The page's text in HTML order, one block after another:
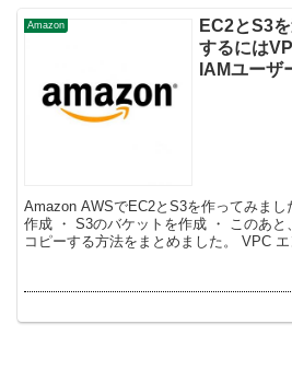
Amazon
EC2とS3
するには
IAMユーザ
Amazon AWSでEC2とS3を作ってみました。 EC2のインスタ
作成 ・ S3のバケットを作成 ・ このあと、EC2からS3にファイルを
コピーする方法をまとめました。 VPC